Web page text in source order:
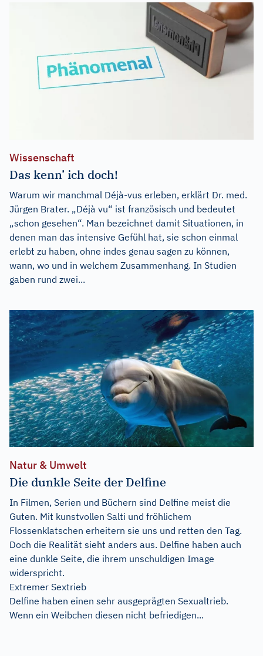
Wissenschaft
Das kenn’ ich doch!
Warum wir manchmal Déjà-vus erleben, erklärt Dr. med.
Jürgen Brater. „Déjà vu“ ist französisch und bedeutet
„schon gesehen“. Man bezeichnet damit Situationen, in
denen man das intensive Gefühl hat, sie schon einmal
erlebt zu haben, ohne indes genau sagen zu können,
wann, wo und in welchem Zusammenhang. In Studien
gaben rund zwei...
Natur & Umwelt
Die dunkle Seite der Delfine
In Filmen, Serien und Büchern sind Delfine meist die
Guten. Mit kunstvollen Salti und fröhlichem
Flossenklatschen erheitern sie uns und retten den Tag.
Doch die Realität sieht anders aus. Delfine haben auch
eine dunkle Seite, die ihrem unschuldigen Image
widerspricht.
Extremer Sextrieb
Delfine haben einen sehr ausgeprägten Sexualtrieb.
Wenn ein Weibchen diesen nicht befriedigen...